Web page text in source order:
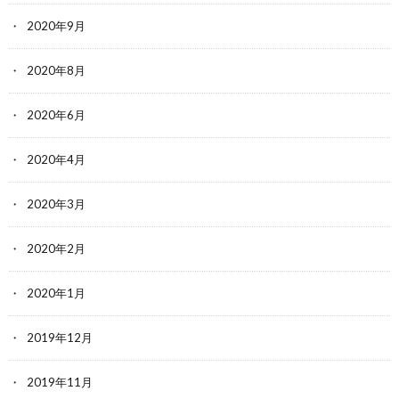
2020年9月
2020年8月
2020年6月
2020年4月
2020年3月
2020年2月
2020年1月
2019年12月
2019年11月